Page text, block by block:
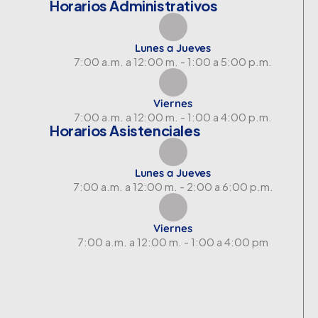
Horarios Administrativos
Lunes a Jueves
7:00 a.m. a 12:00 m. - 1:00 a 5:00 p.m.
Viernes
7:00 a.m. a 12:00 m. - 1:00 a 4:00 p.m.
Horarios Asistenciales
Lunes a Jueves
7:00 a.m. a 12:00 m. - 2:00 a 6:00 p.m.
Viernes
7:00 a.m. a 12:00 m. - 1:00 a 4:00 pm